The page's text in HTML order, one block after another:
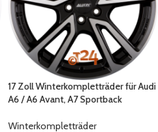
17 Zoll Winterkompletträder für Audi
A6 / A6 Avant, A7 Sportback
Winterkompletträder